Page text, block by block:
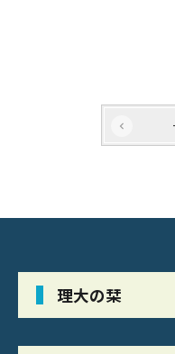
理大の栞